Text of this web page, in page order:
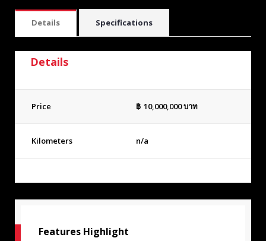
Details Specifications
Details
Price ฿ 10,000,000บาท
Kilometers n/a
Features Highlight